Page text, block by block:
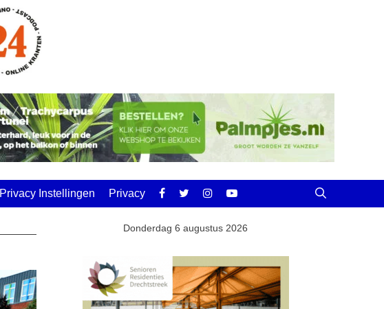
Privacy Instellingen Privacy
Donderdag 6 augustus 2026